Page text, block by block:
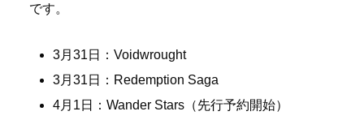
です。
3月31日：Voidwrought
3月31日：Redemption Saga
4月1日：Wander Stars（先行予約開始）